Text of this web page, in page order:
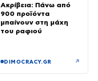
Ακρίβεια: Πάνω από
900 προϊόντα
μπαίνουν στη μάχη
του ραφιού
DIMOCRACY.GR ↗